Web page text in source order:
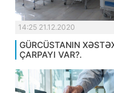
14:25 21.12.2020
GÜRCÜSTANIN
ÇARPAYI VAR?.